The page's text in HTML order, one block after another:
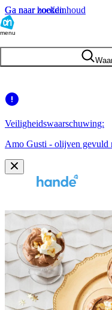
Ga naar hoofdinhoud
Ga naar zoeken
menu
Veiligheidswaarschuwing:
Amo Gusti - olijven gevuld